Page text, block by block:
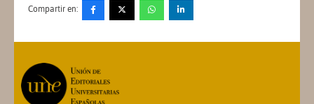
Compartir en: